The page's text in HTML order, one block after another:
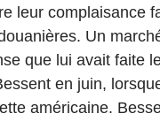
leur complaisance
Un
que lui avait faite
en juin,
américaine.